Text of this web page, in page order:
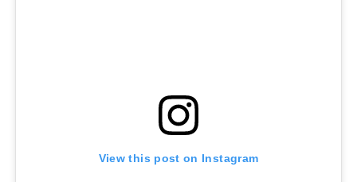
View this post on Instagram